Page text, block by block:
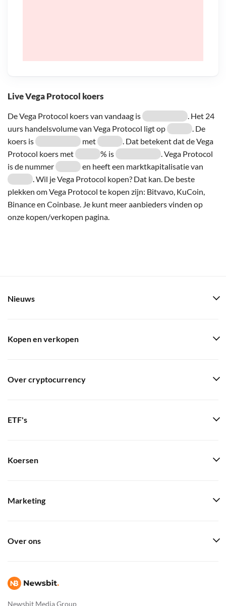
Live Vega Protocol koers
De Vega Protocol koers van vandaag is
. Het 24
uurs handelsvolume van Vega Protocol ligt op
. De
koers is
met
. Dat betekent dat de Vega
Protocol koers met
% is
. Vega Protocol
is de nummer
en heeft een marktkapitalisatie van
. Wil je Vega Protocol kopen? Dat kan. De beste
plekken om Vega Protocol te kopen zijn: Bitvavo, KuCoin,
Binance en Coinbase. Je kunt meer aanbieders vinden op
onze kopen/verkopen pagina.
Newsbit Media Group
Nieuws
Kopen en verkopen
Over cryptocurrency
ETF's
Koersen
Marketing
Over ons